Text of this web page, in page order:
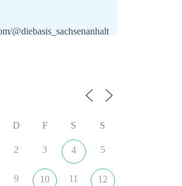
@diebasis_sachsenanhalt
unsere Beiträge,
es sich lohnt, dieBasis zu
st.de/wahlprogramm/
D F S S
2 3 4 5
9 10 11 12